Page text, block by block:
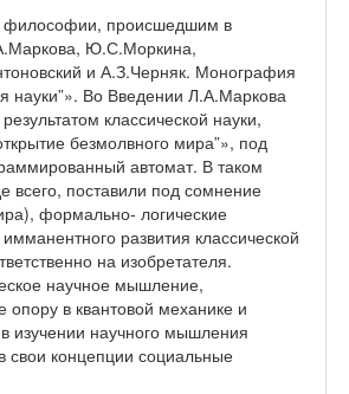
философии, происшедшим в
Ю.С.Моркина,
и А.З.Черняк. Монография
науки”». Во Введении Л.А.Маркова
классической науки,
безмолвного мира”», под
автомат. В таком
всего, поставили под сомнение
формально- логические
развития классической
на изобретателя.
научное мышление,
в квантовой механике и
изучении научного мышления
свои концепции социальные